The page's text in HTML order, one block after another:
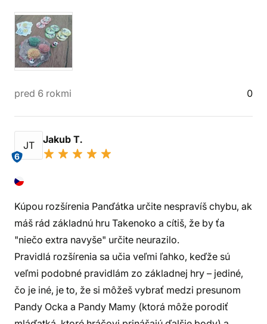
pred 6 rokmi 0
JT
6
Jakub T.
Kúpou rozšírenia Panďátka určite nespravíš chybu, ak
máš rád základnú hru Takenoko a cítiš, že by ťa
"niečo extra navyše" určite neurazilo.
Pravidlá rozšírenia sa učia veľmi ľahko, keďže sú
veľmi podobné pravidlám zo základnej hry – jediné,
čo je iné, je to, že si môžeš vybrať medzi presunom
Pandy Ocka a Pandy Mamy (ktorá môže porodiť